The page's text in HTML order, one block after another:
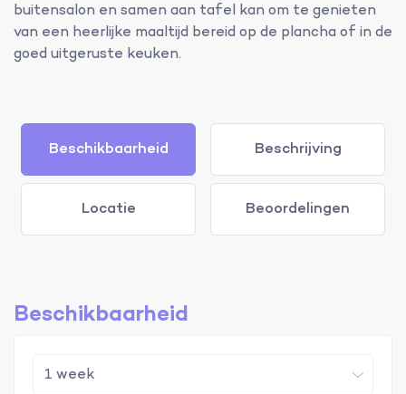
buitensalon en samen aan tafel kan om te genieten
van een heerlijke maaltijd bereid op de plancha of in de
goed uitgeruste keuken.
Beschikbaarheid Beschrijving
Locatie Beoordelingen
Beschikbaarheid